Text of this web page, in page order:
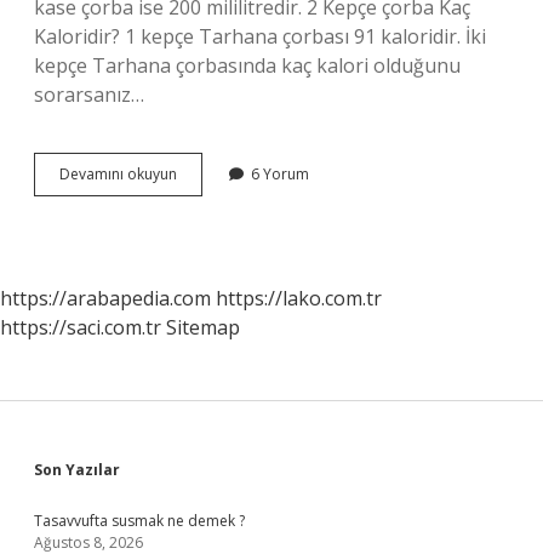
kase çorba ise 200 mililitredir. 2 Kepçe çorba Kaç
Kaloridir? 1 kepçe Tarhana çorbası 91 kaloridir. İki
kepçe Tarhana çorbasında kaç kalori olduğunu
sorarsanız…
Devamını okuyun
Porsiyon
6 Yorum
https://arabapedia.com https://lako.com.tr
https://saci.com.trSitemap
Sidebar
Son Yazılar
Tasavvufta susmak ne demek ?
Ağustos 8, 2026